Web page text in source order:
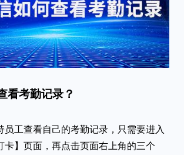
看考勤记录？
员工查看自己的考勤记录，只需要进入
卡】页面，再点击页面右上角的三个